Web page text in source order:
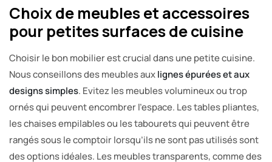
Choix de meubles et accessoires
pour petites surfaces de cuisine
Choisir le bon mobilier est crucial dans une petite cuisine.
Nous conseillons des meubles auxlignes épurées et aux
designs simples. Evitez les meubles volumineux ou trop
ornés qui peuvent encombrer l’espace. Les tables pliantes,
les chaises empilables ou les tabourets qui peuvent être
rangés sous le comptoir lorsqu’ils ne sont pas utilisés sont
des options idéales. Les meubles transparents, comme des